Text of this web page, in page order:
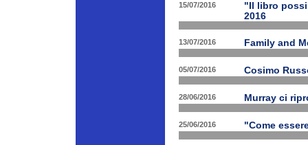
15/07/2016
"Il libro
2016
13/07/2016 Family and
05/07/2016 Cosimo
28/06/2016 Murray ci
25/06/2016 "Come